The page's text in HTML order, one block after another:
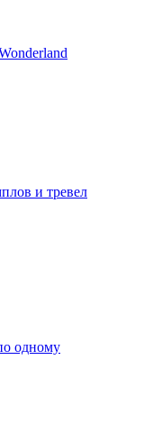
и тревел
одному